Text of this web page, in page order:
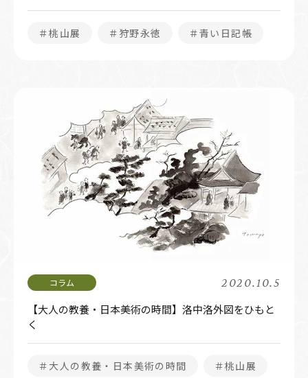
＃桃山展 ＃狩野永徳 ＃青い日記帳
2020.10.5
【大人の教養・日本美術の時間】洛中洛外図をひもと
く
＃大人の教養・日本美術の時間 ＃桃山展